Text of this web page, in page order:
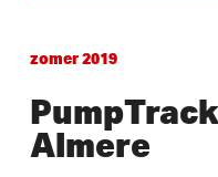
zomer2019
Almere